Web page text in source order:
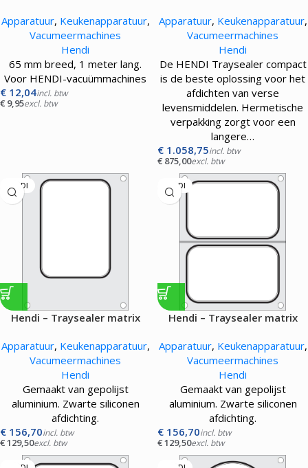
Apparatuur, Keukenapparatuur,
Vacumeermachines
Hendi
65 mm breed, 1 meter lang.
Voor HENDI-vacuümmachines
€ 12,04incl. btw
€ 9,95excl. btw
Apparatuur, Keukenapparatuur,
Vacumeermachines
Hendi
De HENDI Traysealer compact
is de beste oplossing voor het
afdichten van verse
levensmiddelen. Hermetische
verpakking zorgt voor een
langere…
€ 1.058,75incl. btw
€ 875,00excl. btw
HENDI
Hendi – Traysealer matrix
Apparatuur, Keukenapparatuur,
Vacumeermachines
Hendi
Gemaakt van gepolijst
aluminium. Zwarte siliconen
afdichting.
€ 156,70incl. btw
€129,50excl. btw
HENDI
Hendi – Traysealer matrix
Apparatuur, Keukenapparatuur,
Vacumeermachines
Hendi
Gemaakt van gepolijst
aluminium. Zwarte siliconen
afdichting.
€ 156,70incl. btw
€129,50excl. btw